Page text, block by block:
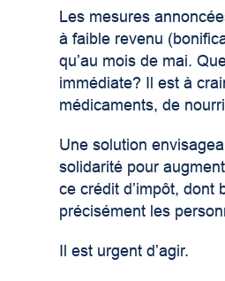
Les mesures
à faible revenu
qu’au mois de mai.
immédiate? Il est à
médicaments, de
Une solution
solidarité pour
ce crédit d’impôt,
précisément les
Il est urgent d’agir.